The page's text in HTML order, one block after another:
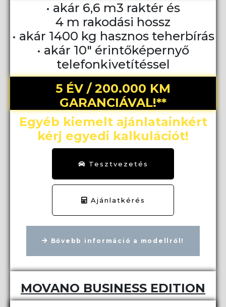
• akár 6,6 m3 raktér és
4 m rakodási hossz
• akár 1400 kg hasznos teherbírás
• akár 10" érintőképernyő
telefonkivetítéssel
5 ÉV / 200.000 KM
GARANCIÁVAL!**
Egyéb kiemelt ajánlatainkért
kérj egyedi kalkulációt!
Tesztvezetés
Ajánlatkérés
Bővebb információ a modellről!
MOVANO BUSINESS EDITION